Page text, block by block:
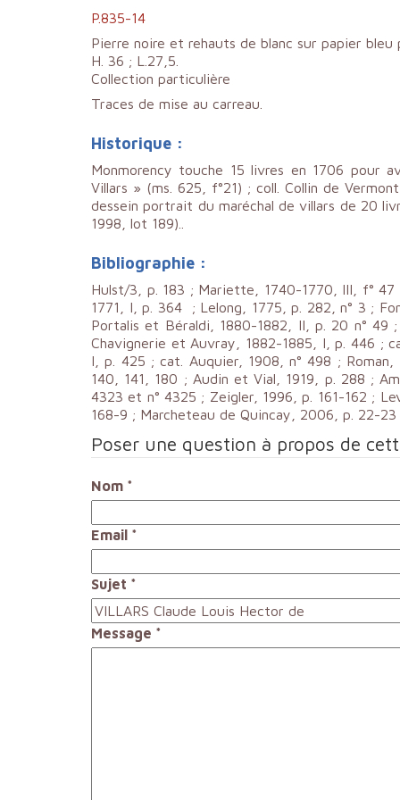
P.835-14
Pierre noire et rehauts de blanc sur papier
H. 36 ; L.27,5.
Collection particulière
Traces de mise au carreau.
Historique :
Monmorency touche 15 livres en 1706 pour
Villars » (ms. 625, f°21) ; coll. Collin de
dessein portrait du maréchal de villars de 20
1998, lot 189)..
Bibliographie :
Hulst/3, p. 183 ; Mariette, 1740-1770, III, f° 47
1771, I, p. 364 ; Lelong, 1775, p. 282, n° 3 ;
Portalis et Béraldi, 1880-1882, II, p. 20 n°
Chavignerie et Auvray, 1882-1885, I, p. 446 ;
I, p. 425 ; cat. Auquier, 1908, n° 498 ; Roman,
140, 141, 180 ; Audin et Vial, 1919, p. 288 ;
4323 et n° 4325 ; Zeigler, 1996, p. 161-162 ;
168-9 ; Marcheteau de Quincay, 2006, p. 22-
Poser une question à propos de
Nom *
Email *
Sujet *
Message *